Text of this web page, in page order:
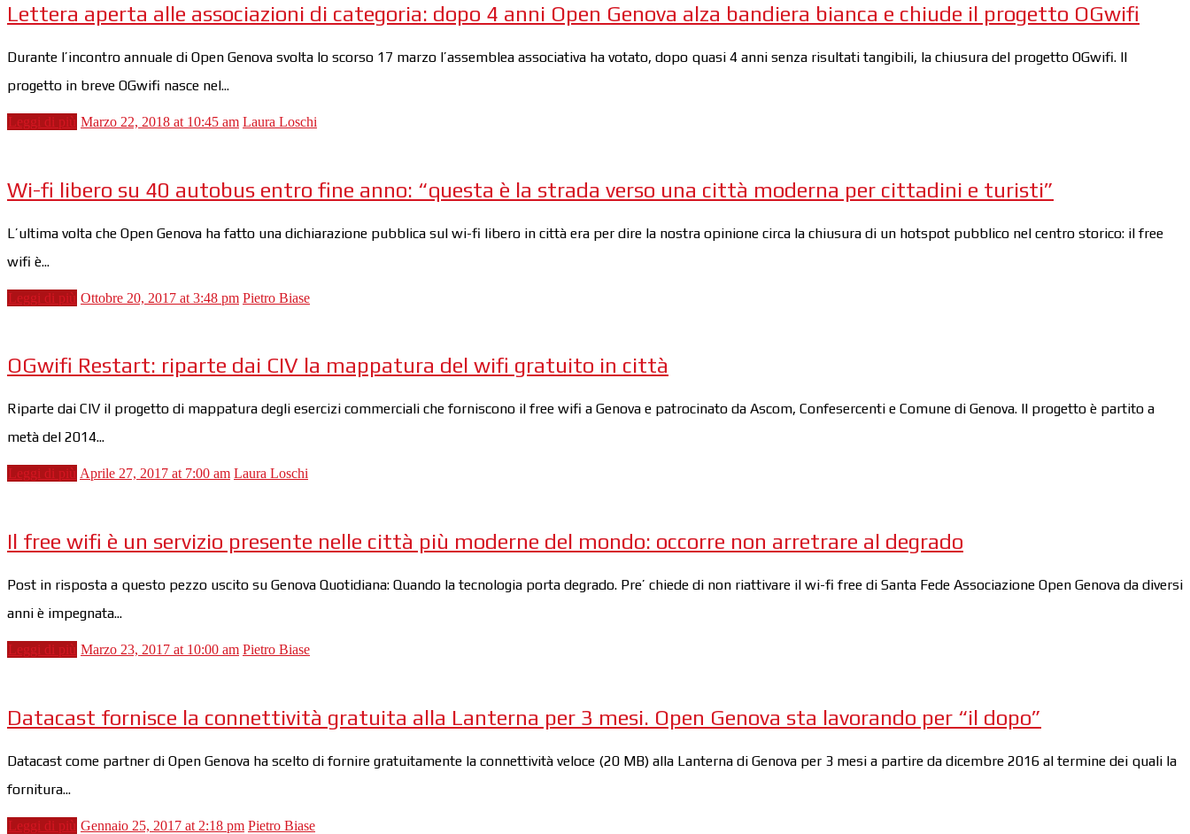
Lettera aperta alle associazioni di categoria: dopo 4 anni Open Genova alza bandiera bianca e chiude il progetto OGwifi
Durante l’incontro annuale di Open Genova svolta lo scorso 17 marzo l’assemblea associativa ha votato, dopo quasi 4 anni senza risultati tangibili, la chiusura del progetto OGwifi. Il
progetto in breve OGwifi nasce nel...
Leggi di più Marzo 22, 2018 at 10:45 am Laura Loschi
Wi-fi libero su 40 autobus entro fine anno: “questa è la strada verso una città moderna per cittadini e turisti”
L’ultima volta che Open Genova ha fatto una dichiarazione pubblica sul wi-fi libero in città era per dire la nostra opinione circa la chiusura di un hotspot pubblico nel centro storico: il free
wifi è...
Leggi di più Ottobre 20, 2017 at 3:48 pm Pietro Biase
OGwifi Restart: riparte dai CIV la mappatura del wifi gratuito in città
Riparte dai CIV il progetto di mappatura degli esercizi commerciali che forniscono il free wifi a Genova e patrocinato da Ascom, Confesercenti e Comune di Genova. Il progetto è partito a
metà del 2014...
Leggi di più Aprile 27, 2017 at 7:00 am Laura Loschi
Il free wifi è un servizio presente nelle città più moderne del mondo: occorre non arretrare al degrado
Post in risposta a questo pezzo uscito su Genova Quotidiana: Quando la tecnologia porta degrado. Pre’ chiede di non riattivare il wi-fi free di Santa Fede Associazione Open Genova da diversi
anni è impegnata...
Leggi di più Marzo 23, 2017 at 10:00 am Pietro Biase
Datacast fornisce la connettività gratuita alla Lanterna per 3 mesi. Open Genova sta lavorando per “il dopo”
Datacast come partner di Open Genova ha scelto di fornire gratuitamente la connettività veloce (20 MB) alla Lanterna di Genova per 3 mesi a partire da dicembre 2016 al termine dei quali la
fornitura...
Leggi di più Gennaio 25, 2017 at 2:18 pm Pietro Biase